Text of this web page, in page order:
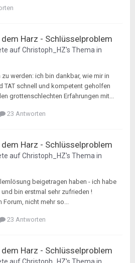
Harz - Schlüsselproblem
aufChristoph_HZ's Thema in
werden: ich bin dankbar, wie mir in
TAT schnell und kompetent geholfen
grottenschlechten Erfahrungen mit...
23 Antworten
Harz - Schlüsselproblem
aufChristoph_HZ's Thema in
beigetragen haben - ich habe
bin erstmal sehr zufrieden !
nicht mehr so...
23 Antworten
Harz - Schlüsselproblem